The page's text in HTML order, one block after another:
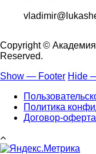
Copyright ©
Reserved.
Footer
Show — Footer Hide
Политика
Договор-оферта